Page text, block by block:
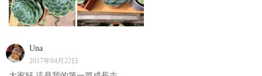
Una
2017年04月22日